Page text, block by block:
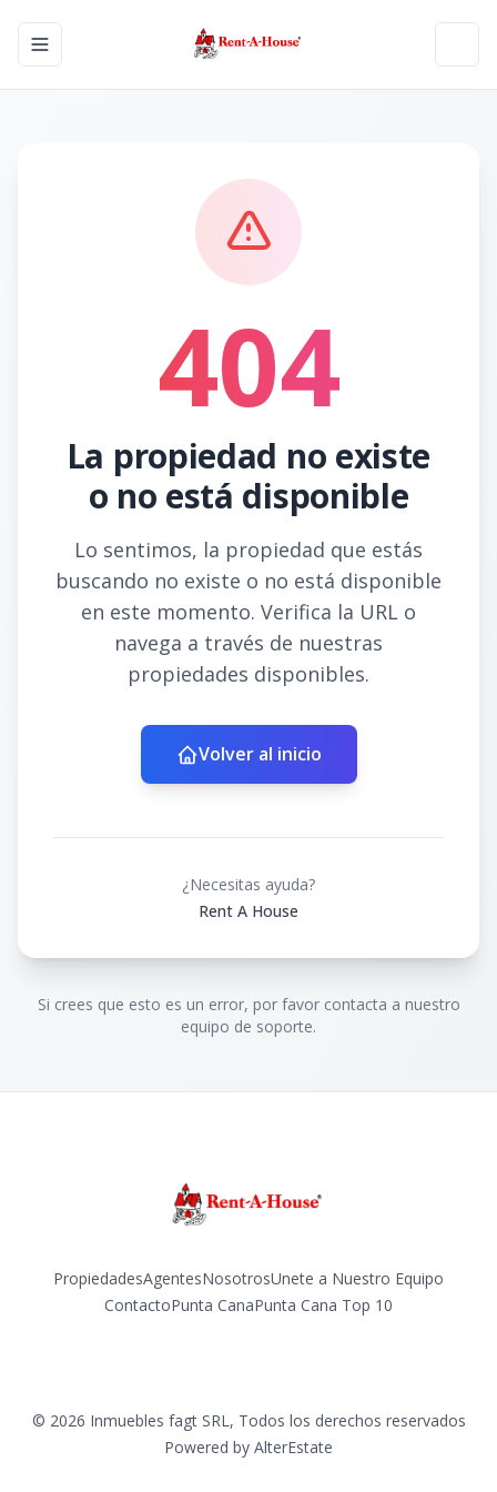
Toggle navigation menu
404
La propiedad no existe
o no está disponible
Lo sentimos, la propiedad que estás
buscando no existe o no está disponible
en este momento. Verifica la URL o
navega a través de nuestras
propiedades disponibles.
Volver al inicio
¿Necesitas ayuda?
Rent A House
Si crees que esto es un error, por favor contacta a nuestro
equipo de soporte.
PropiedadesAgentesNosotrosUnete a Nuestro Equipo
ContactoPunta CanaPunta Cana Top 10
© 2026 Inmuebles fagt SRL, Todos los derechos reservados
Powered by AlterEstate